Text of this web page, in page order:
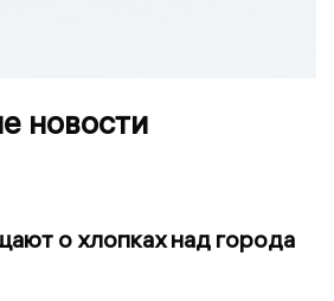
новости
о хлопках над города